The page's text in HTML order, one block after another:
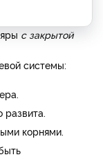
с закрытой
системы:
корнями.